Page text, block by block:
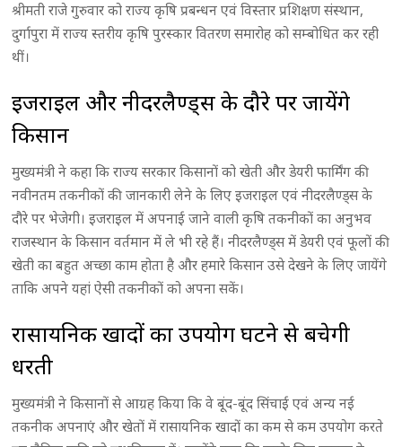
श्रीमती राजे गुरुवार को राज्य कृषि प्रबन्धन एवं विस्तार प्रशिक्षण संस्थान,
दुर्गापुरा में राज्य स्तरीय कृषि पुरस्कार वितरण समारोह को सम्बोधित कर रही
थीं।
इजराइल और नीदरलैण्ड्स के दौरे पर जायेंगे
किसान
मुख्यमंत्री ने कहा कि राज्य सरकार किसानों को खेती और डेयरी फार्मिंग की
नवीनतम तकनीकों की जानकारी लेने के लिए इजराइल एवं नीदरलैण्ड्स के
दौरे पर भेजेगी। इजराइल में अपनाई जाने वाली कृषि तकनीकों का अनुभव
राजस्थान के किसान वर्तमान में ले भी रहे हैं। नीदरलैण्ड्स में डेयरी एवं फूलों की
खेती का बहुत अच्छा काम होता है और हमारे किसान उसे देखने के लिए जायेंगे
ताकि अपने यहां ऐसी तकनीकों को अपना सकें।
रासायनिक खादों का उपयोग घटने से बचेगी
धरती
मुख्यमंत्री ने किसानों से आग्रह किया कि वे बूंद-बूंद सिंचाई एवं अन्य नई
तकनीक अपनाएं और खेतों में रासायनिक खादों का कम से कम उपयोग करते